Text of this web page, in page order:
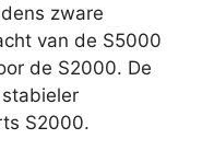
zware
van de S5000
de S2000. De
S2000.